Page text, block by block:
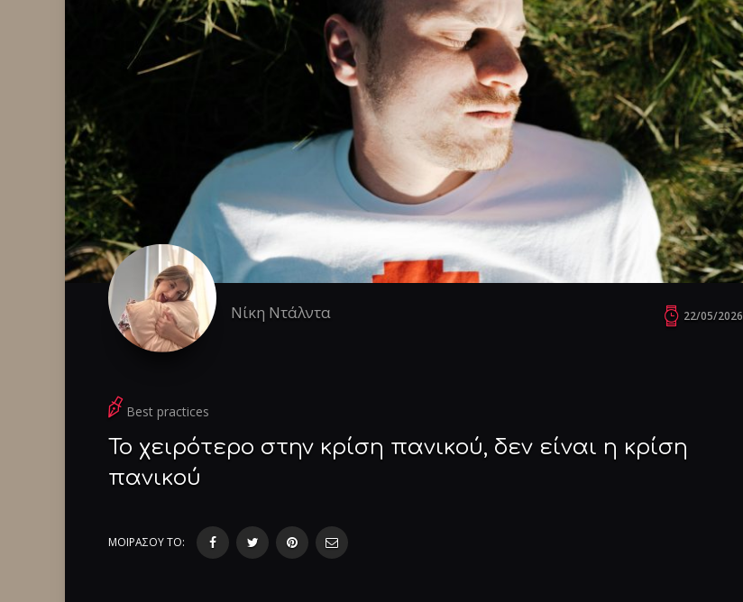
Νίκη Ντάλντα 22/05/2026
Best practices
Το χειρότερο στην κρίση πανικού, δεν είναι η κρίση
πανικού
ΜΟΙΡΑΣΟΥ ΤΟ: